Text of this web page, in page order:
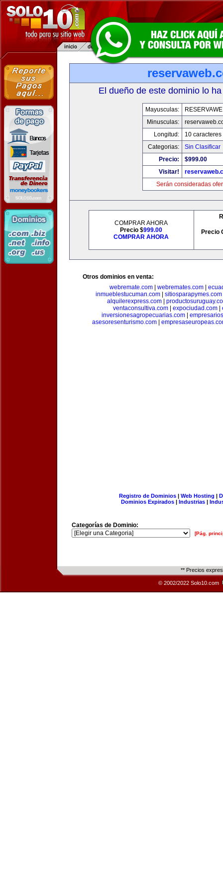
El dueño de este dominio lo
Mayusculas:
Minusculas:
Longitud:
10 caracteres
Categorias:
Sin Clasificar
Precio:
$999.00
Visitar!
Serán consideradas
COMPRAR AHORA
Precio $999.00
COMPRAR AHORA
Precio
Otros dominios en venta:
webremate.com| webremates.com|
inmueblestucuman.com
sitiosparapymes.com
alquilerexpress.com
ventaconsultiva.com
expociudad.com
inversionesagropecuarias.com
asesoresenturismo.com|
Registro de Dominios| Web Hosting |
Dominios Expirados | Industrias |
Categorías de Dominio:
[Pág.
** Precios
© 2002/2022 Solo10.com